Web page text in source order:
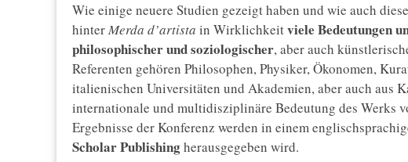
Wie einige neuere Studien gezeigt haben und wie auch
hinterMerda d’artista in Wirklichkeitviele Bedeutungen
philosophischer und soziologischer, aber auch
Referenten gehören Philosophen, Physiker, Ökonomen,
italienischen Universitäten und Akademien, aber auch aus
internationale und multidisziplinäre Bedeutung des Werks
Ergebnisse der Konferenz werden in einem
Scholar Publishingherausgegeben wird.